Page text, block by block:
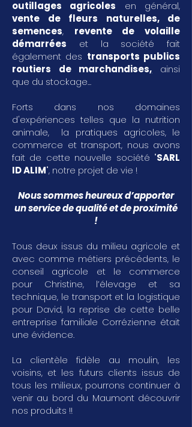
outillages agricoles en général,
vente de fleurs naturelles, de
semences, revente de volaille
démarrées et la société fait
également des transports publics
routiers de marchandises, ainsi
que du stockage...
Forts dans nos domaines
d'expériences telles que la nutrition
animale, la pratiques agricoles, le
commerce et transport, nous avons
fait de cette nouvelle société "SARL
ID ALIM", notre projet de vie !
Nous sommes heureux d’apporter
un service de qualité et de proximité
!
Tous deux issus du milieu agricole et
avec comme métiers précédents, le
conseil agricole et le commerce
pour Christine, l’élevage et sa
technique, le transport et la logistique
pour David, la reprise de cette belle
entreprise familiale Corrézienne était
une évidence.
La clientèle fidèle au moulin, les
voisins, et les futurs clients issus de
tous les milieux, pourrons continuer à
venir au bord du Maumont découvrir
nos produits !!